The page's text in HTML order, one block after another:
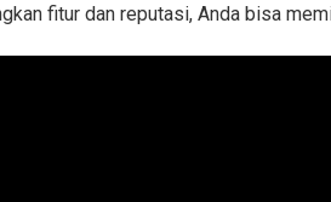
fitur dan reputasi, Anda bisa